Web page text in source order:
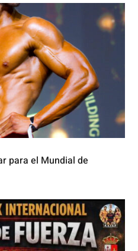
para el Mundial de